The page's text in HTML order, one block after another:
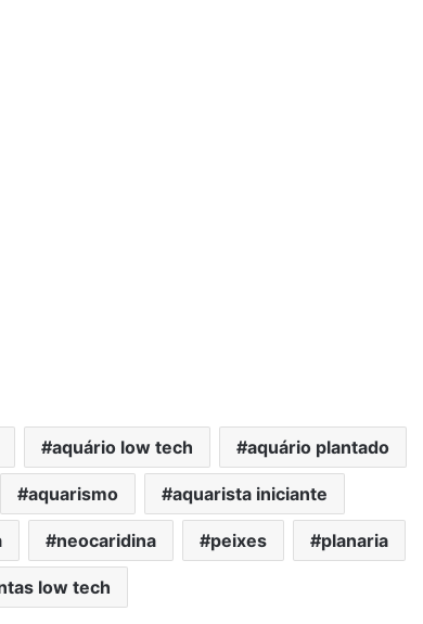
aquário low tech aquário plantado
aquarismo aquarista iniciante
neocaridina peixes planaria
low tech